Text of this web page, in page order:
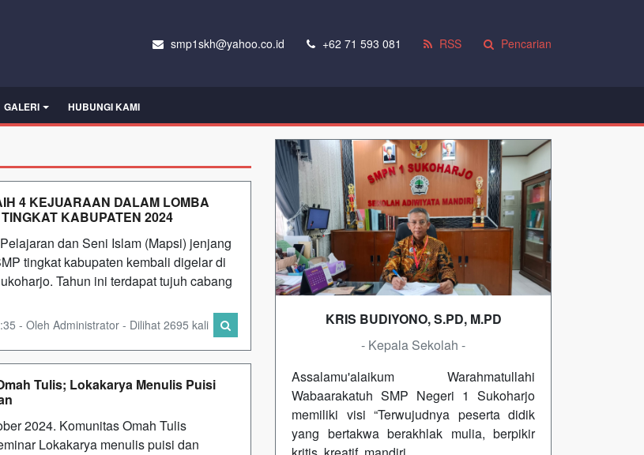
smp1skh@yahoo.co.id +62 71 593 081 RSS Pencarian
GALERI HUBUNGI KAMI
4 KEJUARAAN DALAM LOMBA
KABUPATEN 2024
dan Seni Islam (Mapsi) jenjang
tingkat kabupaten kembali digelar di
Tahun ini terdapat tujuh cabang
- Oleh Administrator - Dilihat 2695 kali
Tulis; Lokakarya Menulis Puisi
2024. Komunitas Omah Tulis
Lokakarya menulis puisi dan
KRIS BUDIYONO, S.PD, M.PD
- Kepala Sekolah -
Assalamu'alaikum Warahmatullahi
Wabaarakatuh SMP Negeri 1 Sukoharjo
memiliki visi “Terwujudnya peserta didik
yang bertakwa berakhlak mulia, berpikir